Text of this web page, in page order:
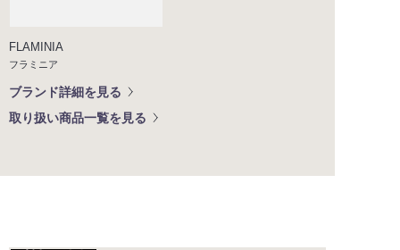
FLAMINIA
フラミニア
ブランド詳細を見る
取り扱い商品一覧を見る